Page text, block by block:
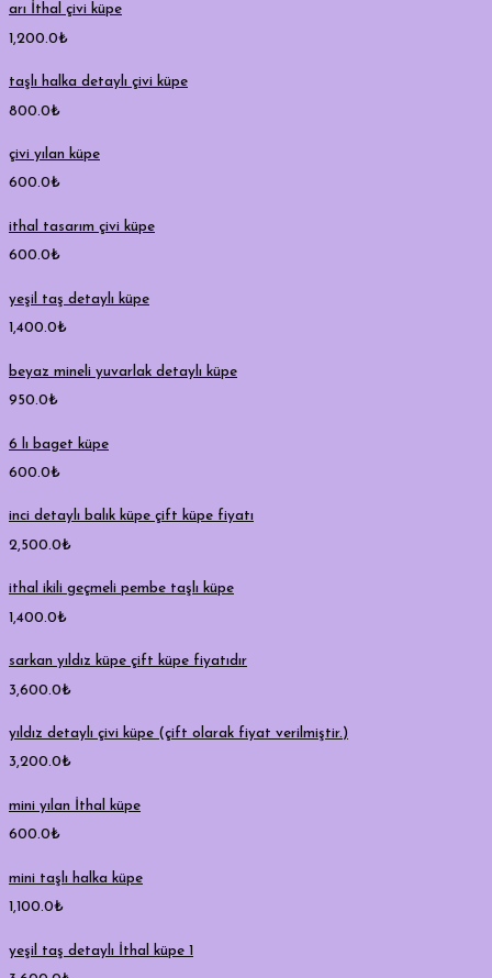
arı İthal çivi küpe
1,200.0₺
taşlı halka detaylı çivi küpe
800.0₺
çivi yılan küpe
600.0₺
ithal tasarım çivi küpe
600.0₺
yeşil taş detaylı küpe
1,400.0₺
beyaz mineli yuvarlak detaylı küpe
950.0₺
6 lı baget küpe
600.0₺
inci detaylı balık küpe çift küpe fiyatı
2,500.0₺
ithal ikili geçmeli pembe taşlı küpe
1,400.0₺
sarkan yıldız küpe çift küpe fiyatıdır
3,600.0₺
yıldız detaylı çivi küpe (çift olarak fiyat verilmiştir.)
3,200.0₺
mini yılan İthal küpe
600.0₺
mini taşlı halka küpe
1,100.0₺
yeşil taş detaylı İthal küpe 1